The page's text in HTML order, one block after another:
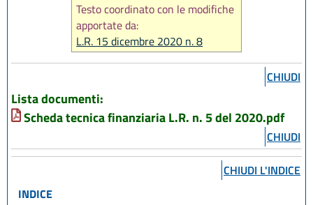
Testo coordinato con le modifiche
apportate da:
L.R. 15 dicembre 2020 n. 8
CHIUDI
Lista documenti:
Scheda tecnica finanziaria L.R. n. 5 del 2020.pdf
CHIUDI
CHIUDI L'INDICE
INDICE